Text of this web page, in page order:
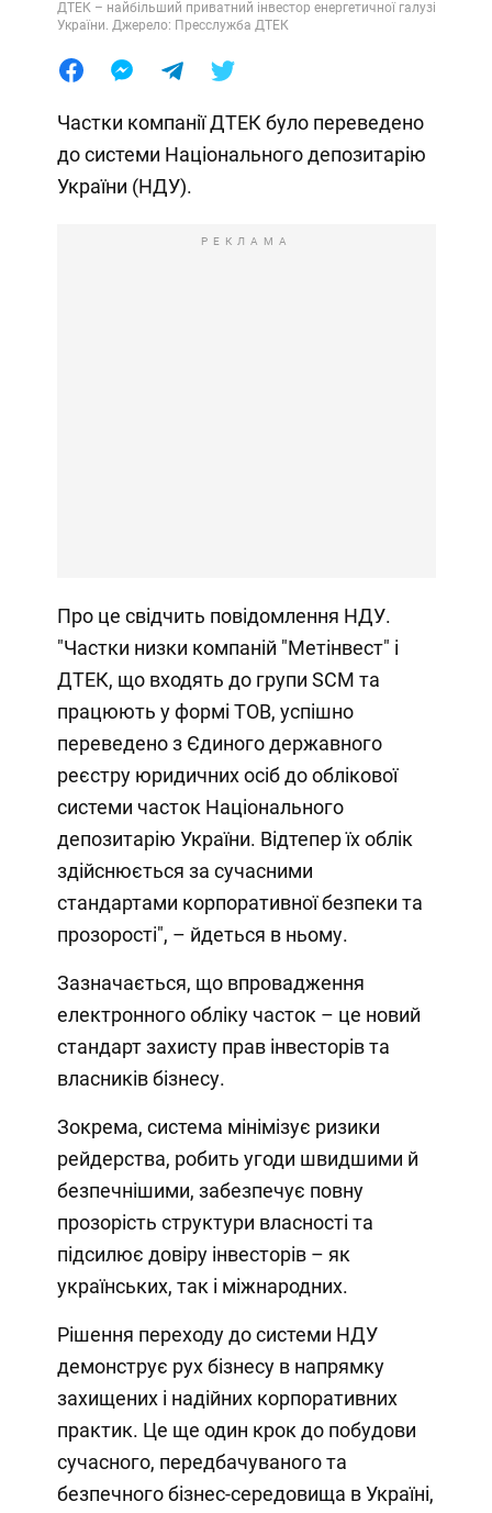
ДТЕК – найбільший приватний інвестор енергетичної галузі
України. Джерело: Пресслужба ДТЕК
Частки компанії ДТЕК було переведено
до системи Національного депозитарію
України (НДУ).
РЕКЛАМА
Про це свідчить повідомлення НДУ.
"Частки низки компаній "Метінвест" і
ДТЕК, що входять до групи SCM та
працюють у формі ТОВ, успішно
переведено з Єдиного державного
реєстру юридичних осіб до облікової
системи часток Національного
депозитарію України. Відтепер їх облік
здійснюється за сучасними
стандартами корпоративної безпеки та
прозорості", – йдеться в ньому.
Зазначається, що впровадження
електронного обліку часток – це новий
стандарт захисту прав інвесторів та
власників бізнесу.
Зокрема, система мінімізує ризики
рейдерства, робить угоди швидшими й
безпечнішими, забезпечує повну
прозорість структури власності та
підсилює довіру інвесторів – як
українських, так і міжнародних.
Рішення переходу до системи НДУ
демонструє рух бізнесу в напрямку
захищених і надійних корпоративних
практик. Це ще один крок до побудови
сучасного, передбачуваного та
безпечного бізнес-середовища в Україні,